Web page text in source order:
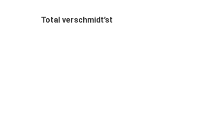
Total verschmidt’st